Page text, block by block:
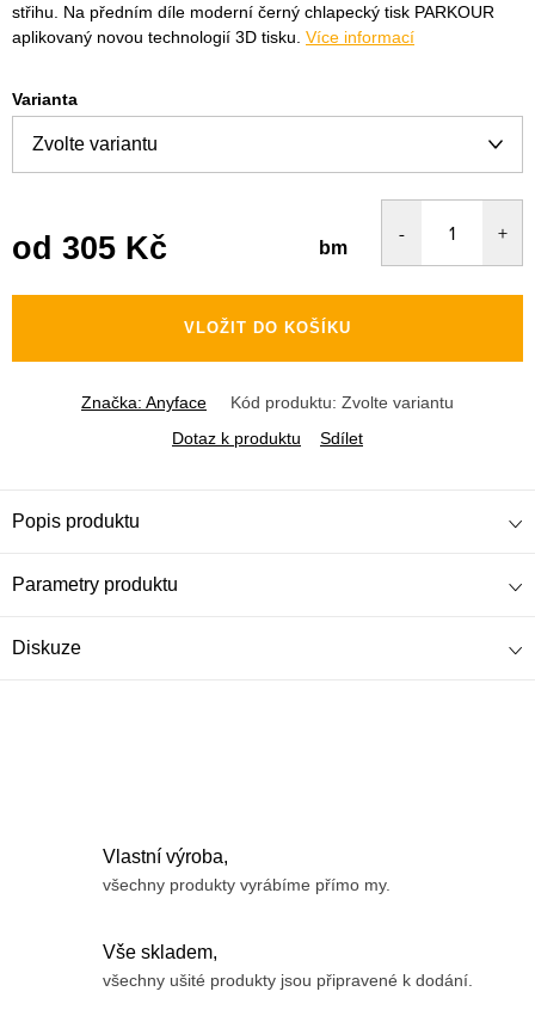
střihu. Na předním díle moderní černý chlapecký tisk PARKOUR
aplikovaný novou technologií 3D tisku. Více informací
Varianta
od 305 Kč bm
VLOŽIT DO KOŠÍKU
Značka: Anyface Kód produktu: Zvolte variantu
Dotaz k produktu
Sdílet
Popis produktu
Parametry produktu
Diskuze
Vlastní výroba,
všechny produkty vyrábíme přímo my.
Vše skladem,
všechny ušité produkty jsou připravené k dodání.